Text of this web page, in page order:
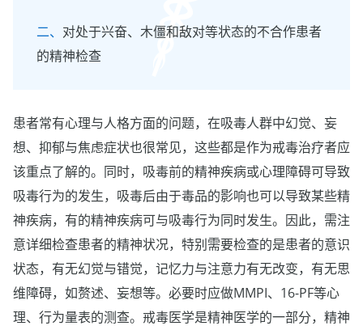
对处于兴奋、木僵和敌对等状态的不合作患者
的精神检查
患者常有心理与人格方面的问题，在吸毒人群中幻觉、妄
想、抑郁与焦虑症状也很常见，这些都是作为戒毒治疗者应
该重点了解的。同时，吸毒前的精神疾病或心理障碍可导致
吸毒行为的发生，吸毒后由于毒品的影响也可以导致某些精
神疾病，有的精神疾病可与吸毒行为同时发生。因此，需注
意详细检查患者的精神状况，特别需要检查的是患者的意识
状态，有无幻觉与错觉，记忆力与注意力有无改变，有无思
维障碍，如赘述、妄想等。必要时应做MMPI、16-PF等心
理、行为量表的测查。戒毒医学是精神医学的一部分，精神